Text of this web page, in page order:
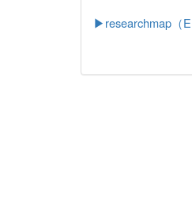
▶researchmap（